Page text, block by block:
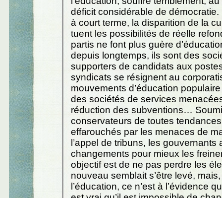
déficit considérable de démocratie.
à court terme, la disparition de la
tuent les possibilités de réelle
partis ne font plus guère
depuis longtemps, ils sont des
supporters de candidats aux
syndicats se résignent au
mouvements d’éducation
des sociétés de services
réduction des subventions…
conservateurs de toutes
effarouchés par les menaces de
l’appel de tribuns, les gouvernants
changements pour mieux les
objectif est de ne pas perdre les
nouveau semblait s’être levé,
l’éducation, ce n’est à l’évidence